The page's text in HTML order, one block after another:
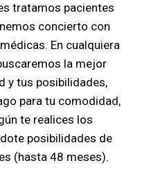
tratamos pacientes
concierto con
En cualquiera
la mejor
y tus posibilidades,
para tu comodidad,
te realices los
posibilidades de
(hasta 48 meses).